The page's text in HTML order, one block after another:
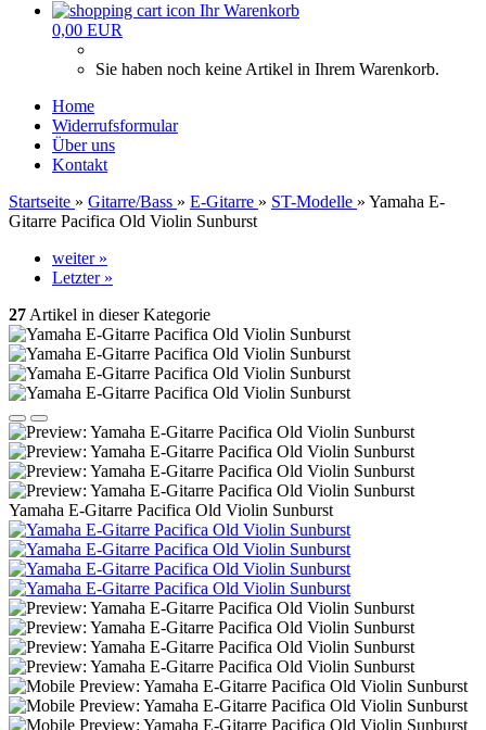
Ihr Warenkorb
0,00 EUR
Sie haben noch keine Artikel in Ihrem Warenkorb.
Home
Widerrufsformular
Über uns
Kontakt
Startseite » Gitarre/Bass » E-Gitarre » ST-Modelle » Yamaha E-
Gitarre Pacifica Old Violin Sunburst
weiter »
Letzter »
27 Artikel in dieser Kategorie
Yamaha E-Gitarre Pacifica Old Violin Sunburst